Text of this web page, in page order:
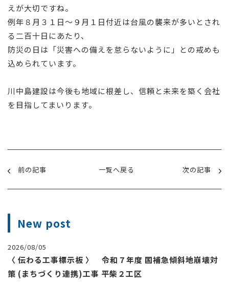
えが大切ですね。
例年８月３１日～９月１日付近は台風の襲来が多いとされ
る二百十日にあたり、
防災の日は「災害への備えを怠らないように」との戒めも
込められています。
川中島建設は今後も地域に根差し、信頼と未来を築く会社
を目指してまいります。
前の記事 一覧へ戻る 次の記事
New post
2026/08/05
〈 伝わる工事標示板 〉 令和７年度 国補急傾斜地崩壊対
策 (まちづくり連携)工事 平柴２工区